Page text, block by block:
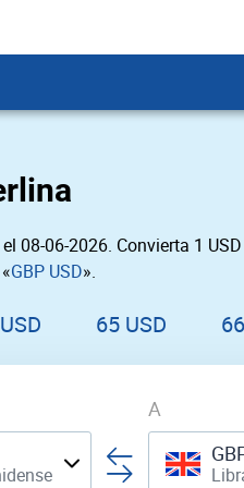
06-2026. Convierta 1
GBP USD».
65 USD
A